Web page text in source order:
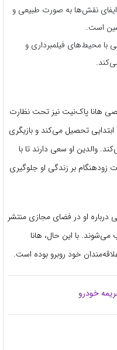
ایفای نقش‌ها به صورت طبیعی و
است.
با محیط‌های فیلمبرداری و
هانا پاک‌نیت نیز تحت نظارت
تحصیل می‌کند و بازیگری
والدین او سعی دارند تا با
بر زندگی او جلوگیری
درباره او در فضای مجازی منتشر
با این حال، هانا
خود روبرو بوده است.
خودرو